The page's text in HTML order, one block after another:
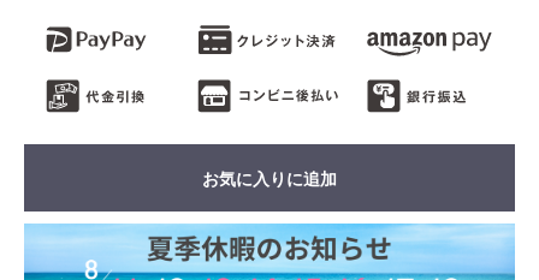
お気に入りに追加